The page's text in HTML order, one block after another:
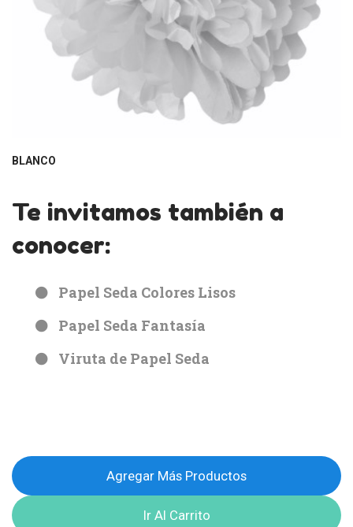
BLANCO
Te invitamos también a
conocer:
Papel Seda Colores Lisos
Papel Seda Fantasía
Viruta de Papel Seda
Agregar Más Productos
Ir Al Carrito